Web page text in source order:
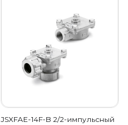
JSXFAE-14F-B 2/2-импульсный